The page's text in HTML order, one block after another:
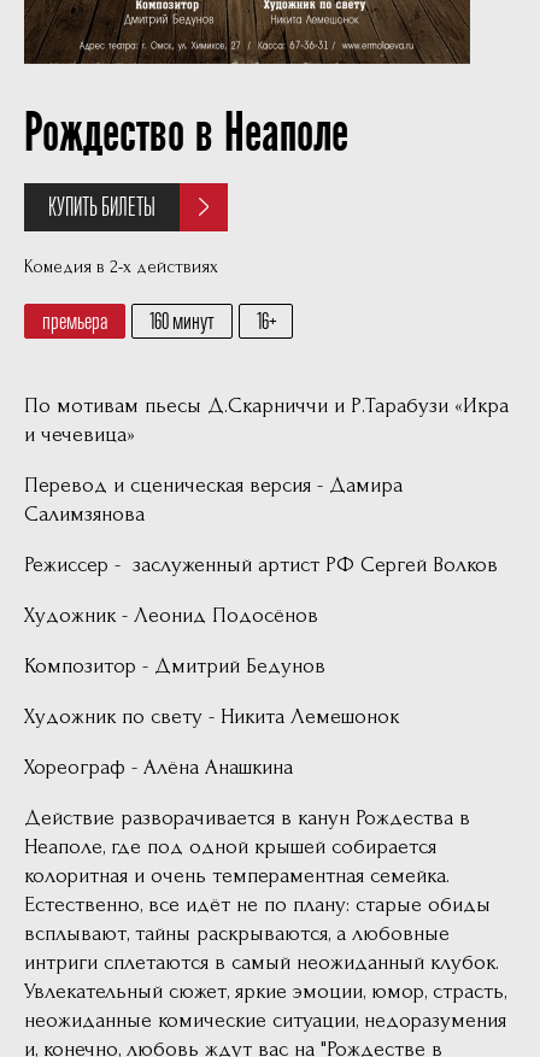
Рождество в Неаполе
КУПИТЬ БИЛЕТЫ
Комедия в 2-х действиях
премьера 160 минут 16
По мотивам пьесы Д.Скарниччи и Р.Тарабузи «Икра
и чечевица»
Перевод и сценическая версия - Дамира
Салимзянова
Режиссер - заслуженный артист РФ Сергей Волков
Художник - Леонид Подосёнов
Композитор - Дмитрий Бедунов
Художник по свету - Никита Лемешонок
Хореограф - Алёна Анашкина
Действие разворачивается в канун Рождества в
Неаполе, где под одной крышей собирается
колоритная и очень темпераментная семейка.
Естественно, все идёт не по плану: старые обиды
всплывают, тайны раскрываются, а любовные
интриги сплетаются в самый неожиданный клубок.
Увлекательный сюжет, яркие эмоции, юмор, страсть,
неожиданные комические ситуации, недоразумения
и, конечно, любовь ждут вас на "Рождестве в